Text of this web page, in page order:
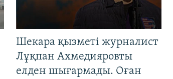
Шекара қызметі журналист
Лұқпан Ахмедияровты
елден шығармады. Оған